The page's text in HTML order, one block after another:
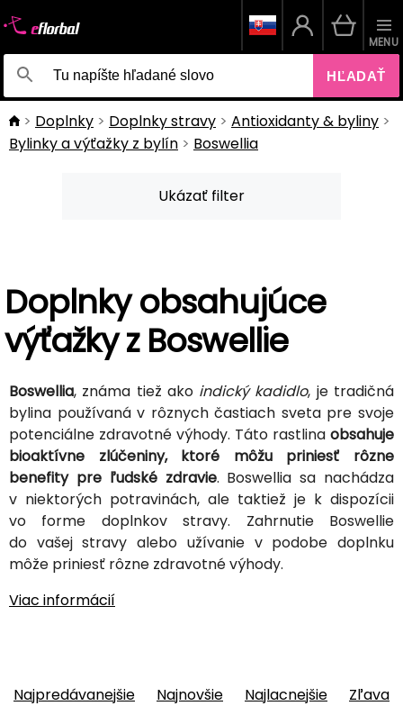
HĽADAŤ
MENU
Doplnky Doplnky stravy
Antioxidanty & byliny
Bylinky a výťažky z bylín
Boswellia
Ukázať filter
Doplnky obsahujúce
výťažky z Boswellie
Boswellia, známa tiež ako indický kadidlo, je tradičná
bylina používaná v rôznych častiach sveta pre svoje
potenciálne zdravotné výhody. Táto rastlina obsahuje
bioaktívne zlúčeniny, ktoré môžu priniesť rôzne
benefity pre ľudské zdravie. Boswellia sa nachádza
v niektorých potravinách, ale taktiež je k dispozícii
vo forme doplnkov stravy. Zahrnutie Boswellie
do vašej stravy alebo užívanie v podobe doplnku
môže priniesť rôzne zdravotné výhody.
Viac informácií
Najpredávanejšie Najnovšie Najlacnejšie
Zľava